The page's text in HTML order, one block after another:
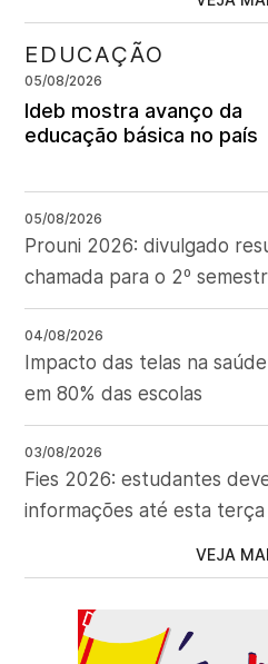
EDUCAÇÃO
05/08/2026
Ideb mostra avanço da
educação básica no país
05/08/2026
Prouni 2026: divulgado
chamada para o 2º
04/08/2026
Impacto das telas na
em 80% das escolas
03/08/2026
Fies 2026: estudantes
informações até esta terça
VEJA